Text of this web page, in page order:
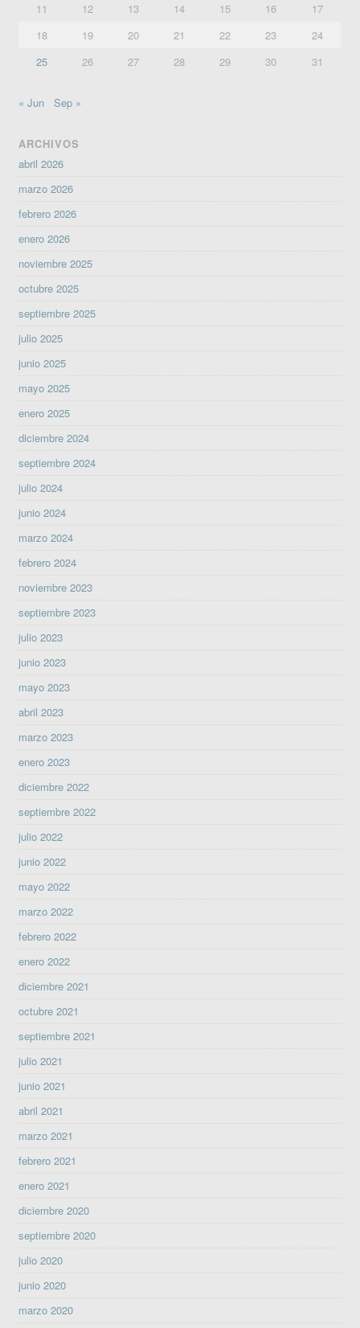
11
12 13 14 15 16
17
18
19 20 21 22 23
24
25
26 27 28 29 30 31
« Jun Sep »
ARCHIVOS
abril 2026
marzo 2026
febrero 2026
enero 2026
noviembre 2025
octubre 2025
septiembre 2025
julio 2025
junio 2025
mayo 2025
enero 2025
diciembre 2024
septiembre 2024
julio 2024
junio 2024
marzo 2024
febrero 2024
noviembre 2023
septiembre 2023
julio 2023
junio 2023
mayo 2023
abril 2023
marzo 2023
enero 2023
diciembre 2022
septiembre 2022
julio 2022
junio 2022
mayo 2022
marzo 2022
febrero 2022
enero 2022
diciembre 2021
octubre 2021
septiembre 2021
julio 2021
junio 2021
abril 2021
marzo 2021
febrero 2021
enero 2021
diciembre 2020
septiembre 2020
julio 2020
junio 2020
marzo 2020